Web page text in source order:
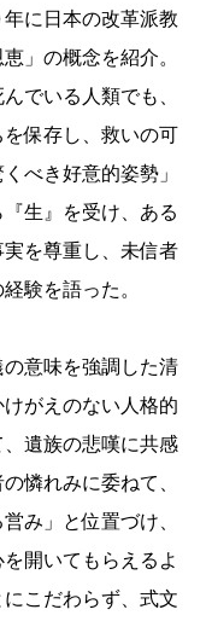
に日本の改革派教
」の概念を紹介。
でいる人類でも、
保存し、救いの可
べき好意的姿勢」
生』を受け、ある
を尊重し、未信者
験を語った。
意味を強調した清
がえのない人格的
遺族の悲嘆に共感
憐れみに委ねて、
み」と位置づけ、
開いてもらえるよ
こだわらず、式文